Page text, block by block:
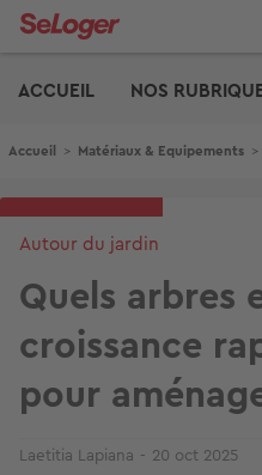
Aller
ACCUEIL
NOS
Fil d'Ariane
Accueil > Matériaux & Equipements >
Autour du jardin
Quels arbres
croissance
pour
Laetitia Lapiana 20 oct 2025